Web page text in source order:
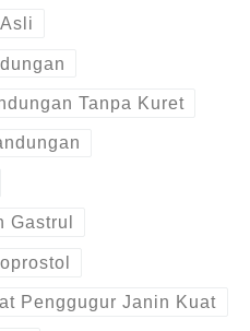
Tanpa Kuret
Gastrul
Penggugur Janin Kuat